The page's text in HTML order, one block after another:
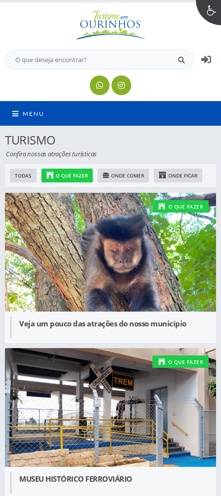
MENU
TURISMO
Confira nossas atrações turísticas
TODAS O QUE FAZER ONDE COMER ONDE FICAR
Veja um pouco das atrações do nosso município
O QUE FAZER
MUSEU HISTÓRICO FERROVIÁRIO
O QUE FAZER